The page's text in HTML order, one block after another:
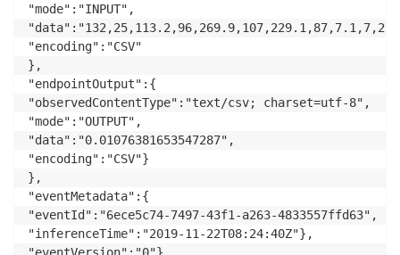
"mode":"INPUT",
"encoding":"CSV"
},
"endpointOutput":{
"observedContentType":"text/csv; charset=utf-8",
"mode":"OUTPUT",
"data":"0.01076381653547287",
"encoding":"CSV"}
},
"eventMetadata":{
"eventId":"6ece5c74-7497-43f1-a263-4833557ffd63",
"inferenceTime":"2019-11-22T08:24:40Z"},